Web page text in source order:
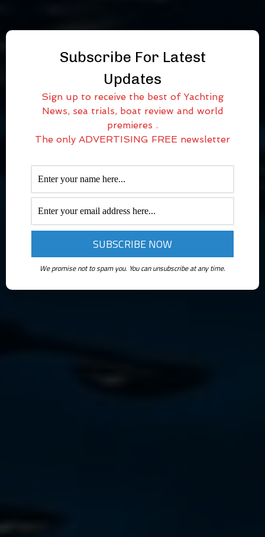
Subscribe For Latest
Updates
Sign up to receive the best of Yachting
News, sea trials, boat review and world
premieres .
The only ADVERTISING FREE newsletter
We promise not to spam you. You can unsubscribe at any time.